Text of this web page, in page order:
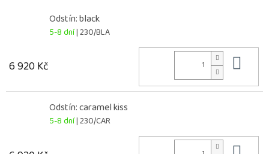
Odstín: black
5-8 dní| 230/BLA
6 920 Kč
Odstín: caramel kiss
5-8 dní| 230/CAR